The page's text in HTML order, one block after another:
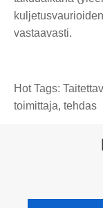
vastaavasti.
Hot Tags:
toimittaja, tehdas